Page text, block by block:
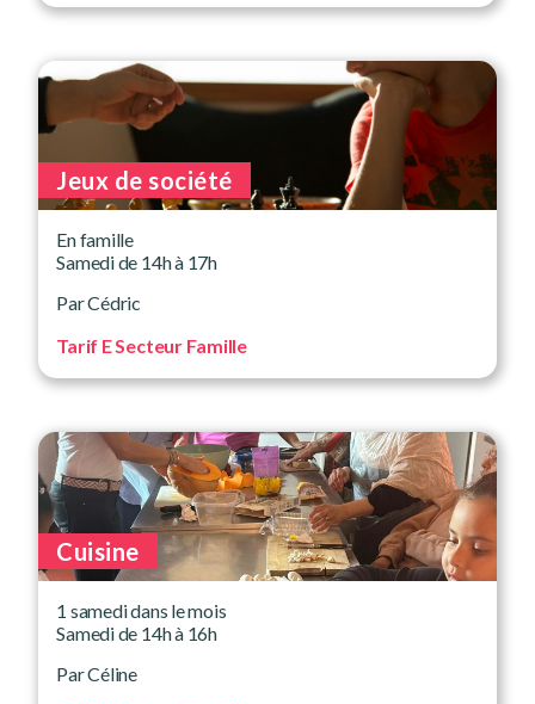
Jeux de société
En famille
Samedi de 14h à 17h
Par Cédric
Tarif E Secteur Famille
Cuisine
1 samedi dans le mois
Samedi de 14h à 16h
Par Céline